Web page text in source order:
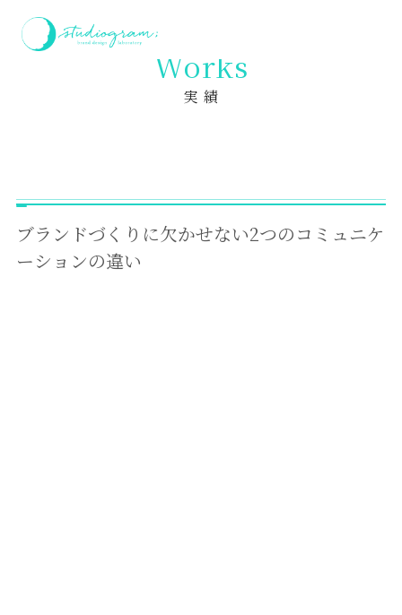
ホーム
ブランドづくりに欠かせない2つのコミュニケーションの違い
Works
実 績
ブランドづくりに欠かせない2つのコミュニケ
ーションの違い